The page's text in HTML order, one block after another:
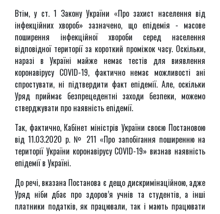
Втім, у ст. 1 Закону України «Про захист населення від
інфекційних хвороб» зазначено, що епідемія - масове
поширення інфекційної хвороби серед населення
відповідної території за короткий проміжок часу. Оскільки,
наразі в Україні майже немає тестів для виявлення
коронавірусу COVID-19, фактично немає можливості ані
спростувати, ні підтвердити факт епідемії. Але, оскільки
Уряд приймає безпрецедентні заходи безпеки, можемо
стверджувати про наявність епідемії.
Так, фактично, Кабінет міністрів України своєю Постановою
від 11.03.2020 р. № 211 «Про запобігання поширенню на
території України коронавірусу COVID-19» визнав наявність
епідемії в Україні.
До речі, вказана Постанова є дещо дискримінаційною, адже
Уряд ніби дбає про здоров’я учнів та студентів, а інші
платники податків, як працювали, так і мають працювати